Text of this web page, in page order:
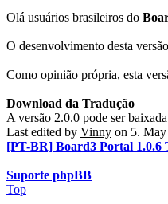
Olá usuários brasileiros do
O desenvolvimento desta
Como opinião própria, esta
Download da Tradução
A versão 2.0.0 pode ser
Last edited by Vinny on 5. May
[PT-BR] Board3 Portal 1.0.6
Suporte phpBB
Top